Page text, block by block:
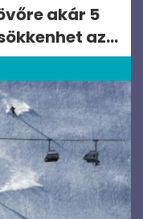
akár 5
az...
kezdjük el: